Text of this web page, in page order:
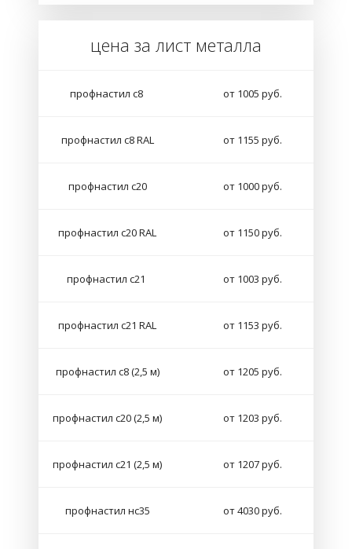
цена за лист металла
профнастил с8 от 1005 руб.
профнастил с8 RAL от 1155 руб.
профнастил с20 от 1000 руб.
профнастил с20 RAL от 1150 руб.
профнастил с21 от 1003 руб.
профнастил с21 RAL от 1153 руб.
профнастил с8 (2,5 м) от 1205 руб.
профнастил с20 (2,5 м) от 1203 руб.
профнастил с21 (2,5 м) от 1207 руб.
профнастил нс35 от 4030 руб.